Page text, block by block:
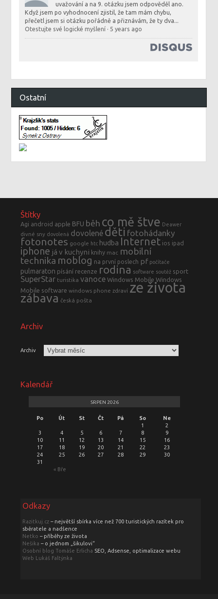
uvažování a na 9. otázku jsem odpověděl ano.
Když jsem po vyhodnocení zjistil, že tam mám chybu,
přečetl jsem si otázku pořádně a přiznávám, že ty dva...
Otestujte své logické myšlení · 5 years ago
Ostatní
Štítky
Agi android apple BFU běh co mě štve Deawer
divné sny dovolená dovolené děti fotohádanky
fotonotes google htc hudba Internet ios ipad
iphone já v kuchyni knihy mac mobilní
technika moblog na první poslech pf počítače
pulmaraton písání recenze rodina software soutěž sport
SuperStar turistika vanoce Windows Mobile Windows
Mobile software windows phone zdraví ze života
zábava česká pošta
Archiv
Archiv
Kalendář
SRPEN 2026
Po Út St Čt Pá So Ne
« Bře
1
2
3
4 5 6 7 8
9
10
11 12 13 14 15
16
17
18 19 20 21 22
23
24
25 26 27 28 29
30
31
Odkazy
Razitkuj.cz– největší sbírka více než 700 turistických razítek pro
sběratele a nadšence
Netko – příběhy ze života
Nešika – o jednom „šikulovi“
Osobní blog Tomáše Erlicha SEO, Adsense, optimalizace webu
Web Lukáš Faltýnka